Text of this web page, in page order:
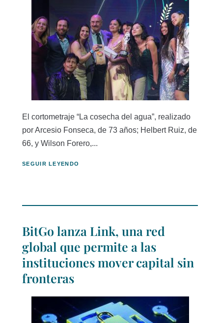
El cortometraje “La cosecha del agua”, realizado
por Arcesio Fonseca, de 73 años; Helbert Ruiz, de
66, y Wilson Forero,...
SEGUIR LEYENDO
BitGo lanza Link, una red
global que permite a las
instituciones mover capital sin
fronteras